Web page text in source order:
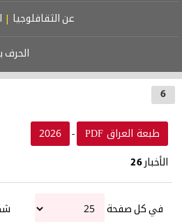
المحكمة الجنائية
لِكَيْ
6
طبعة العراق PDF -
2026
الأخبار 26
في كل صفحة